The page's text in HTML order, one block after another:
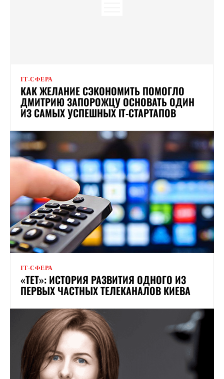
ІТ-СФЕРА
КАК ЖЕЛАНИЕ СЭКОНОМИТЬ ПОМОГЛО
ДМИТРИЮ ЗАПОРОЖЦУ ОСНОВАТЬ ОДИН
ИЗ САМЫХ УСПЕШНЫХ ІТ-СТАРТАПОВ
ІТ-СФЕРА
«ТЕТ»: ИСТОРИЯ РАЗВИТИЯ ОДНОГО ИЗ
ПЕРВЫХ ЧАСТНЫХ ТЕЛЕКАНАЛОВ КИЕВА